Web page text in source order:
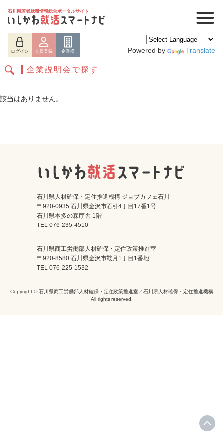
石川県若者就職情報総合ポータルサイト
ログイン 会員登録 企業様 Powered by Translate
ログイン 会員登録
企業説明会で探す
該当はありません。
石川県人材確保・定住推進機構 ジョブカフェ石川
〒920-0935 石川県金沢市石引4丁目17番1号
石川県本多の森庁舎 1階
TEL 076-235-4510
石川県商工労働部人材確保・定住政策推進室
〒920-8580 石川県金沢市鞍月1丁目1番地
TEL 076-225-1532
Copyright © 石川県商工労働部人材確保・定住政策推進室／石川県人材確保・定住推進機構
All rights reserved.